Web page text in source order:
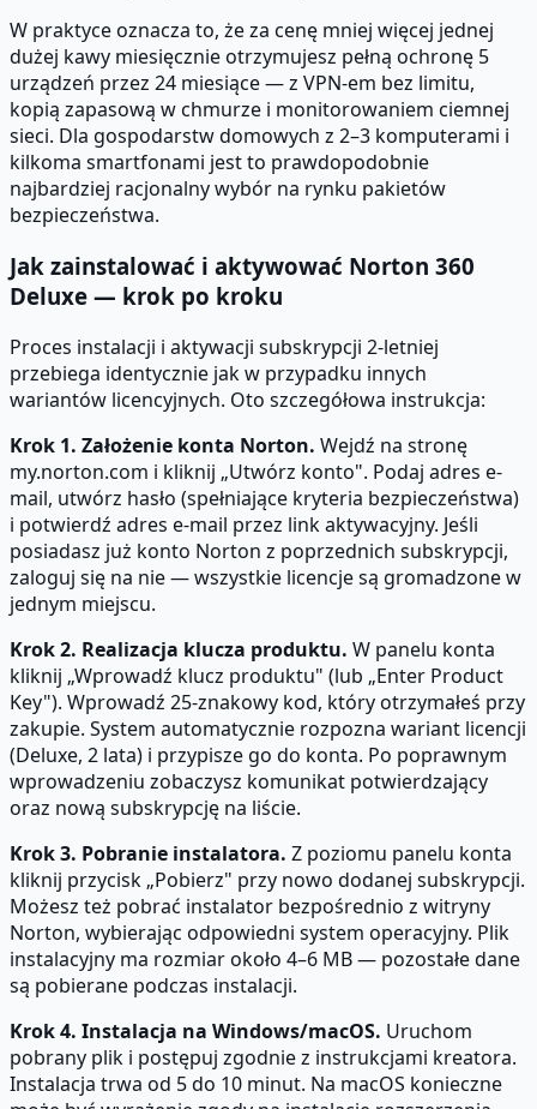
W praktyce oznacza to, że za cenę mniej więcej jednej
dużej kawy miesięcznie otrzymujesz pełną ochronę 5
urządzeń przez 24 miesiące — z VPN-em bez limitu,
kopią zapasową w chmurze i monitorowaniem ciemnej
sieci. Dla gospodarstw domowych z 2–3 komputerami i
kilkoma smartfonami jest to prawdopodobnie
najbardziej racjonalny wybór na rynku pakietów
bezpieczeństwa.
Jak zainstalować i aktywować Norton 360
Deluxe — krok po kroku
Proces instalacji i aktywacji subskrypcji 2-letniej
przebiega identycznie jak w przypadku innych
wariantów licencyjnych. Oto szczegółowa instrukcja:
Krok 1. Założenie konta Norton. Wejdź na stronę
my.norton.com i kliknij „Utwórz konto". Podaj adres e-
mail, utwórz hasło (spełniające kryteria bezpieczeństwa)
i potwierdź adres e-mail przez link aktywacyjny. Jeśli
posiadasz już konto Norton z poprzednich subskrypcji,
zaloguj się na nie — wszystkie licencje są gromadzone w
jednym miejscu.
Krok 2. Realizacja klucza produktu. W panelu konta
kliknij „Wprowadź klucz produktu" (lub „Enter Product
Key"). Wprowadź 25-znakowy kod, który otrzymałeś przy
zakupie. System automatycznie rozpozna wariant licencji
(Deluxe, 2 lata) i przypisze go do konta. Po poprawnym
wprowadzeniu zobaczysz komunikat potwierdzający
oraz nową subskrypcję na liście.
Krok 3. Pobranie instalatora. Z poziomu panelu konta
kliknij przycisk „Pobierz" przy nowo dodanej subskrypcji.
Możesz też pobrać instalator bezpośrednio z witryny
Norton, wybierając odpowiedni system operacyjny. Plik
instalacyjny ma rozmiar około 4–6 MB — pozostałe dane
są pobierane podczas instalacji.
Krok 4. Instalacja na Windows/macOS. Uruchom
pobrany plik i postępuj zgodnie z instrukcjami kreatora.
Instalacja trwa od 5 do 10 minut. Na macOS konieczne